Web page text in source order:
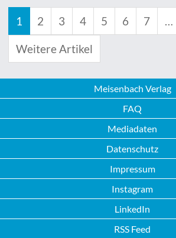
1 2 3 4 5 6 7 …
Weitere Artikel
Meisenbach Verlag
FAQ
Mediadaten
Datenschutz
Impressum
Instagram
LinkedIn
RSS Feed